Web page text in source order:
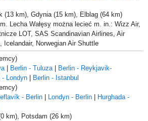
(13 km), Gdynia (15 km), Elblag (64 km)
Lecha Wałęsy można lecieć m. in.: Wizz Air,
LOT, SAS Scandinavian Airlines, Air
Icelandair, Norwegian Air Shuttle
| Berlin - Tuluza | Berlin - Reykjavik-
- Londyn | Berlin - Istanbul
- Berlin | Londyn - Berlin | Hurghada -
km), Potsdam (26 km)